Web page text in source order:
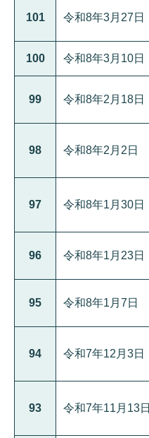
101 令和8年3月27日
100 令和8年3月10日
99 令和8年2月18日
98 令和8年2月2日
97 令和8年1月30日
96 令和8年1月23日
95 令和8年1月7日
94 令和7年12月3日
93 令和7年11月13日